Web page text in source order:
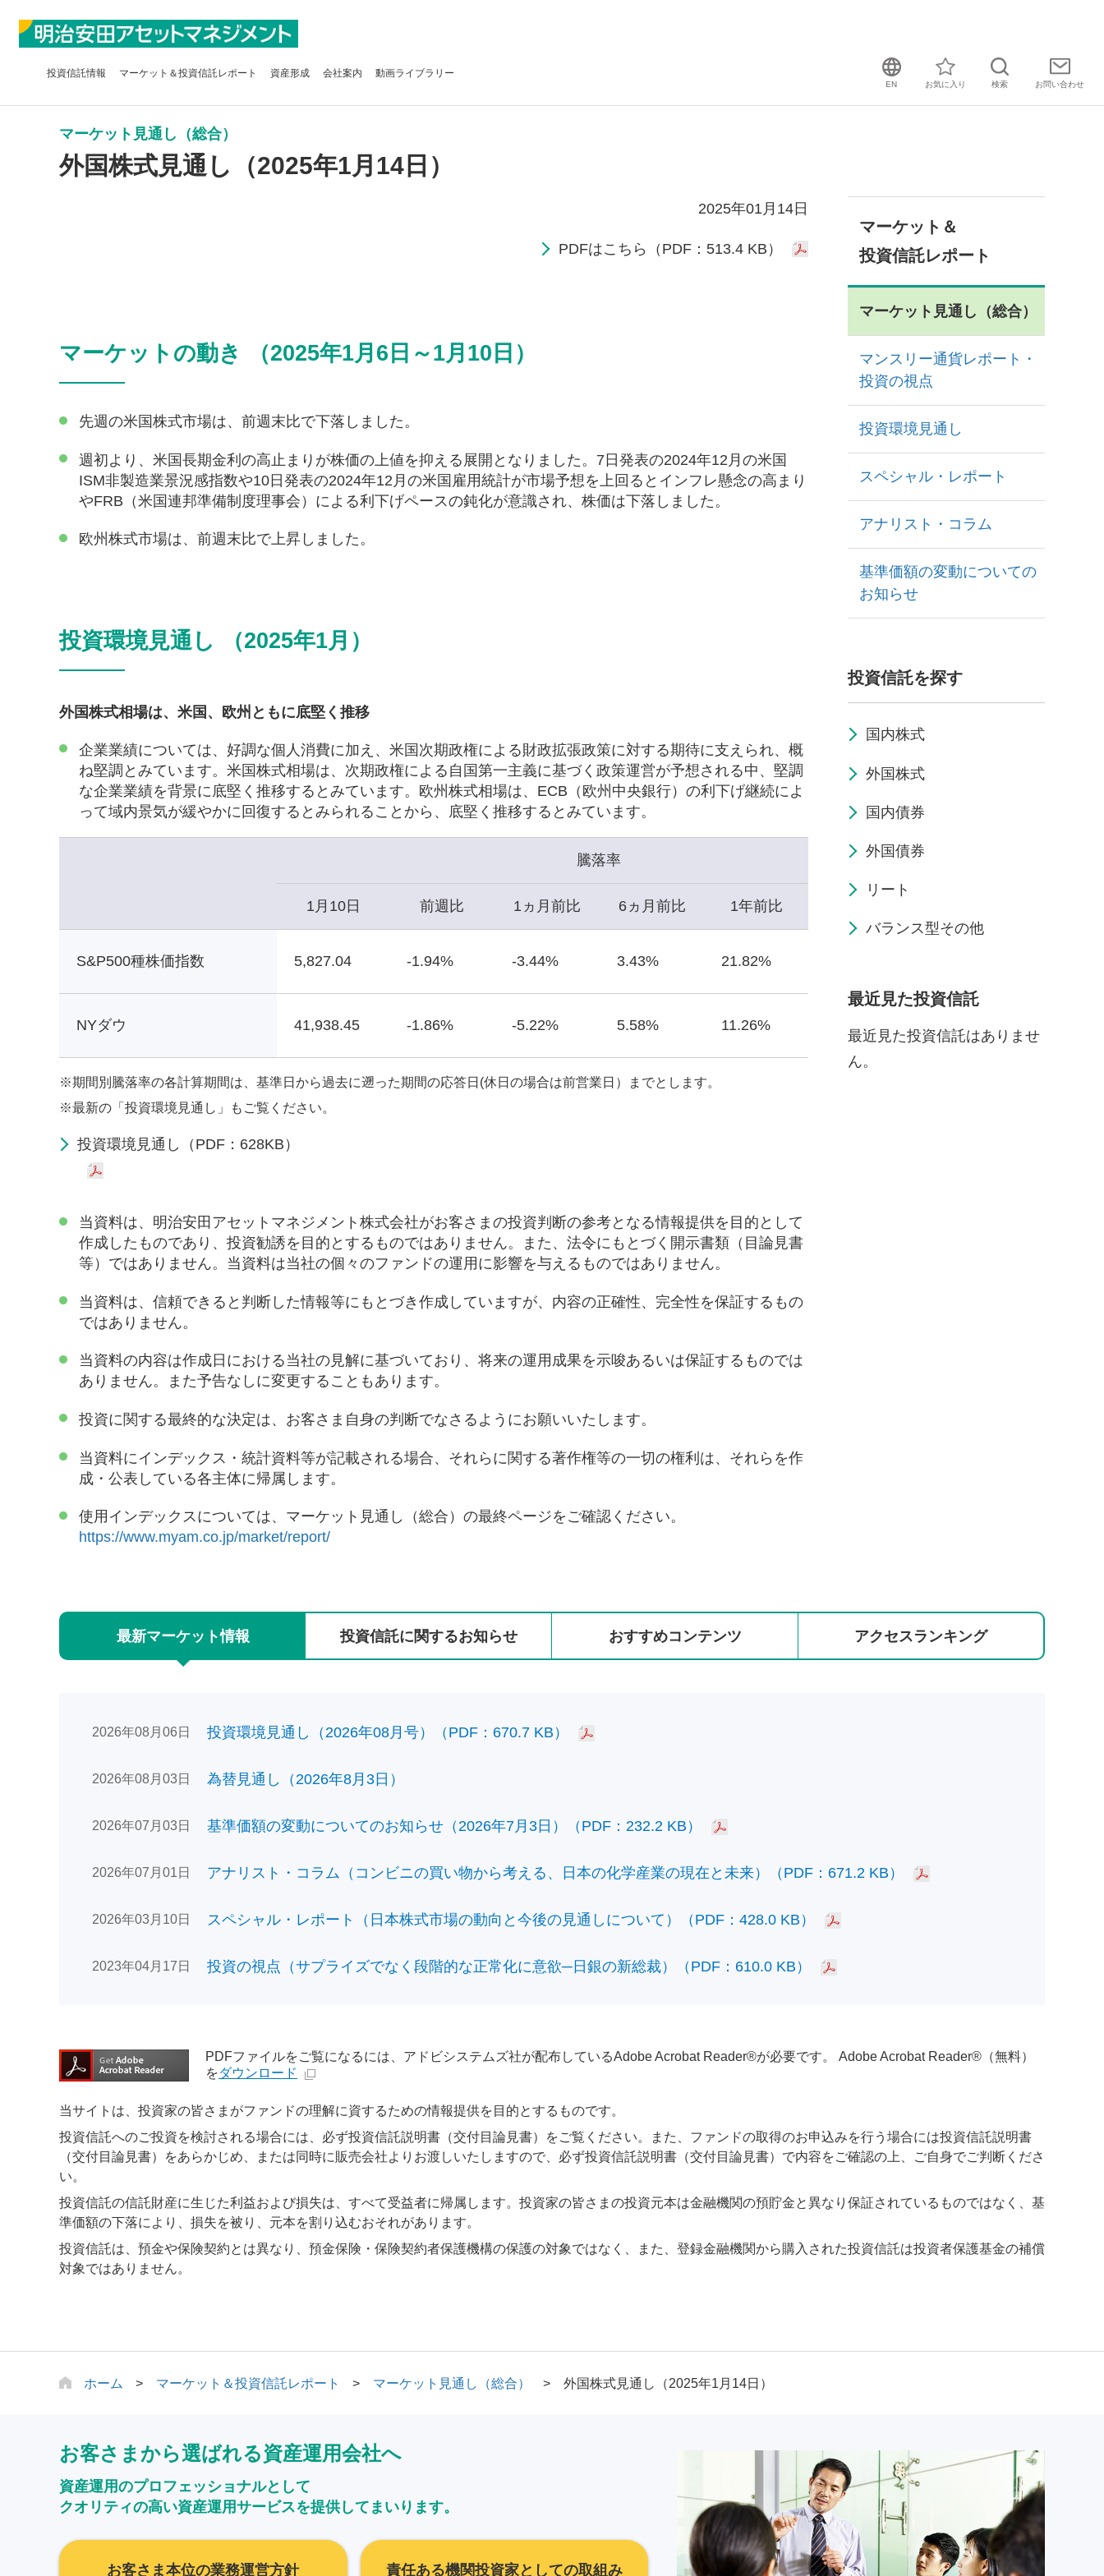
投資信託情報 マーケット＆投資信託レポート 資産形成 会社案内 動画ライブラリー
EN お気に入り 検索 お問い合わせ
マーケット見通し（総合）
外国株式見通し（2025年1月14日）
2025年01月14日
PDFはこちら（PDF：513.4 KB）
マーケットの動き （2025年1月6日～1月10日）
先週の米国株式市場は、前週末比で下落しました。
週初より、米国長期金利の高止まりが株価の上値を抑える展開となりました。7日発表の2024年12月の米国
ISM非製造業景況感指数や10日発表の2024年12月の米国雇用統計が市場予想を上回るとインフレ懸念の高まり
やFRB（米国連邦準備制度理事会）による利下げペースの鈍化が意識され、株価は下落しました。
欧州株式市場は、前週末比で上昇しました。
投資環境見通し （2025年1月）
外国株式相場は、米国、欧州ともに底堅く推移
企業業績については、好調な個人消費に加え、米国次期政権による財政拡張政策に対する期待に支えられ、概
ね堅調とみています。米国株式相場は、次期政権による自国第一主義に基づく政策運営が予想される中、堅調
な企業業績を背景に底堅く推移するとみています。欧州株式相場は、ECB（欧州中央銀行）の利下げ継続によ
って域内景気が緩やかに回復するとみられることから、底堅く推移するとみています。
騰落率
1月10日 前週比 1ヵ月前比 6ヵ月前比 1年前比
S&P500種株価指数 5,827.04 -1.94% -3.44% 3.43% 21.82%
NYダウ 41,938.45 -1.86% -5.22% 5.58% 11.26%
※期間別騰落率の各計算期間は、基準日から過去に遡った期間の応答日(休日の場合は前営業日）までとします。
※最新の「投資環境見通し」もご覧ください。
投資環境見通し（PDF：628KB）
当資料は、明治安田アセットマネジメント株式会社がお客さまの投資判断の参考となる情報提供を目的として
作成したものであり、投資勧誘を目的とするものではありません。また、法令にもとづく開示書類（目論見書
等）ではありません。当資料は当社の個々のファンドの運用に影響を与えるものではありません。
当資料は、信頼できると判断した情報等にもとづき作成していますが、内容の正確性、完全性を保証するもの
ではありません。
当資料の内容は作成日における当社の見解に基づいており、将来の運用成果を示唆あるいは保証するものでは
ありません。また予告なしに変更することもあります。
投資に関する最終的な決定は、お客さま自身の判断でなさるようにお願いいたします。
当資料にインデックス・統計資料等が記載される場合、それらに関する著作権等の一切の権利は、それらを作
成・公表している各主体に帰属します。
使用インデックスについては、マーケット見通し（総合）の最終ページをご確認ください。
https://www.myam.co.jp/market/report/
マーケット＆
投資信託レポート
マーケット見通し（総合）
マンスリー通貨レポート・
投資の視点
投資環境見通し
スペシャル・レポート
アナリスト・コラム
基準価額の変動についての
お知らせ
投資信託を探す
国内株式
外国株式
国内債券
外国債券
リート
バランス型その他
最近見た投資信託
最近見た投資信託はありませ
ん。
最新マーケット情報 投資信託に関するお知らせ おすすめコンテンツ アクセスランキング
2026年08月06日 投資環境見通し（2026年08月号）（PDF：670.7 KB）
2026年08月03日 為替見通し（2026年8月3日）
2026年07月03日 基準価額の変動についてのお知らせ（2026年7月3日）（PDF：232.2 KB）
2026年07月01日 アナリスト・コラム（コンビニの買い物から考える、日本の化学産業の現在と未来）（PDF：671.2 KB）
2026年03月10日 スペシャル・レポート（日本株式市場の動向と今後の見通しについて）（PDF：428.0 KB）
2023年04月17日 投資の視点（サプライズでなく段階的な正常化に意欲─日銀の新総裁）（PDF：610.0 KB）
PDFファイルをご覧になるには、アドビシステムズ社が配布しているAdobe Acrobat Reader®が必要です。 Adobe Acrobat Reader®（無料）
をダウンロード
当サイトは、投資家の皆さまがファンドの理解に資するための情報提供を目的とするものです。
投資信託へのご投資を検討される場合には、必ず投資信託説明書（交付目論見書）をご覧ください。また、ファンドの取得のお申込みを行う場合には投資信託説明書
（交付目論見書）をあらかじめ、または同時に販売会社よりお渡しいたしますので、必ず投資信託説明書（交付目論見書）で内容をご確認の上、ご自身でご判断くださ
い。
投資信託の信託財産に生じた利益および損失は、すべて受益者に帰属します。投資家の皆さまの投資元本は金融機関の預貯金と異なり保証されているものではなく、基
準価額の下落により、損失を被り、元本を割り込むおそれがあります。
投資信託は、預金や保険契約とは異なり、預金保険・保険契約者保護機構の保護の対象ではなく、また、登録金融機関から購入された投資信託は投資者保護基金の補償
対象ではありません。
ホーム マーケット＆投資信託レポート マーケット見通し（総合） 外国株式見通し（2025年1月14日）
お客さまから選ばれる資産運用会社へ
資産運用のプロフェッショナルとして
クオリティの高い資産運用サービスを提供してまいります。
お客さま本位の業務運営方針 責任ある機関投資家としての取組み